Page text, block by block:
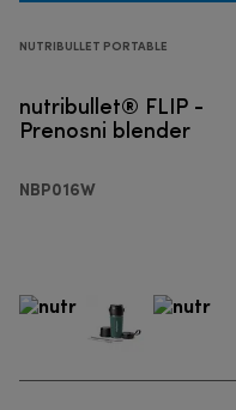
NUTRIBULLET PORTABLE
nutribullet® FLIP -
Prenosni blender
NBP016W